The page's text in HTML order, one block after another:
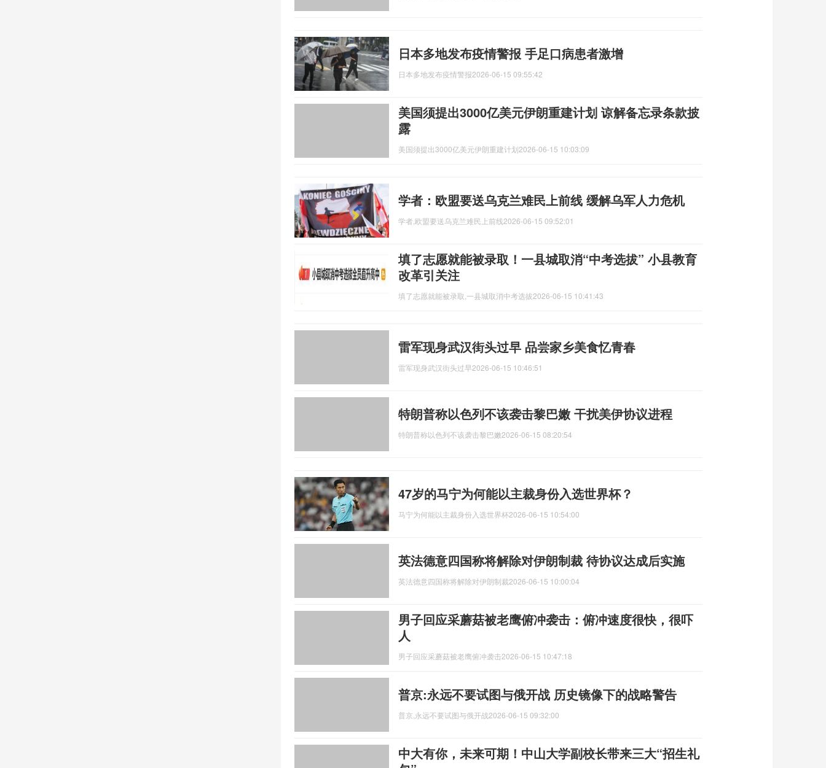
日本多地发布疫情警报 手足口病患者激增
日本多地发布疫情警报2026-06-15 09:55:42
美国须提出3000亿美元伊朗重建计划 谅解备忘录条款披
露
美国须提出3000亿美元伊朗重建计划2026-06-15 10:03:09
学者：欧盟要送乌克兰难民上前线 缓解乌军人力危机
学者,欧盟要送乌克兰难民上前线2026-06-15 09:52:01
填了志愿就能被录取！一县城取消“中考选拔” 小县教育
改革引关注
填了志愿就能被录取,一县城取消中考选拔2026-06-15 10:41:43
雷军现身武汉街头过早 品尝家乡美食忆青春
雷军现身武汉街头过早2026-06-15 10:46:51
特朗普称以色列不该袭击黎巴嫩 干扰美伊协议进程
特朗普称以色列不该袭击黎巴嫩2026-06-15 08:20:54
47岁的马宁为何能以主裁身份入选世界杯？
马宁为何能以主裁身份入选世界杯2026-06-15 10:54:00
英法德意四国称将解除对伊朗制裁 待协议达成后实施
英法德意四国称将解除对伊朗制裁2026-06-15 10:00:04
男子回应采蘑菇被老鹰俯冲袭击：俯冲速度很快，很吓
人
男子回应采蘑菇被老鹰俯冲袭击2026-06-15 10:47:18
普京:永远不要试图与俄开战 历史镜像下的战略警告
普京,永远不要试图与俄开战2026-06-15 09:32:00
中大有你，未来可期！中山大学副校长带来三大“招生礼